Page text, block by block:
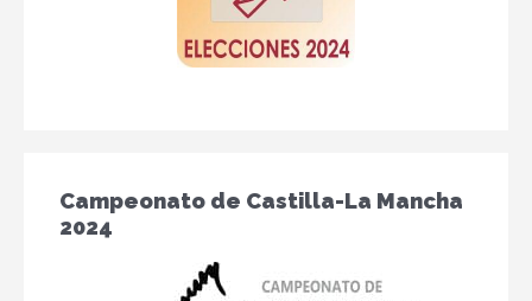
Campeonato de Castilla-La Mancha
2024